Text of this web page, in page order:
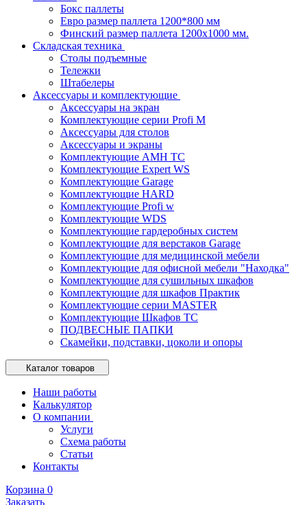
Бокс паллеты
Евро размер паллета 1200*800 мм
Финский размер паллета 1200х1000 мм.
Складская техника
Столы подъемные
Тележки
Штабелеры
Аксессуары и комплектующие
Аксессуары на экран
Комплектующие серии Profi M
Аксессуары для столов
Аксессуары и экраны
Комплектующие AMH TC
Комплектующие Expert WS
Комплектующие Garage
Комплектующие HARD
Комплектующие Profi w
Комплектующие WDS
Комплектующие гардеробных систем
Комплектующие для верстаков Garage
Комплектующие для медицинской мебели
Комплектующие для офисной мебели "Находка"
Комплектующие для сушильных шкафов
Комплектующие для шкафов Практик
Комплектующие серии MASTER
Комплектующие Шкафов ТС
ПОДВЕСНЫЕ ПАПКИ
Скамейки, подставки, цоколи и опоры
Каталог товаров
Наши работы
Калькулятор
О компании
Услуги
Схема работы
Статьи
Контакты
Корзина 0
Заказать